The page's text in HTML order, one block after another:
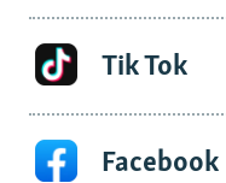
Tik Tok
Facebook